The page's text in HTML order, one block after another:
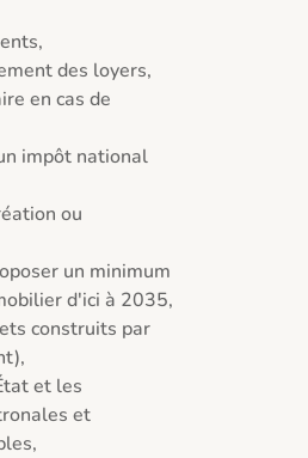
en cas de
d'ici à 2035,
et